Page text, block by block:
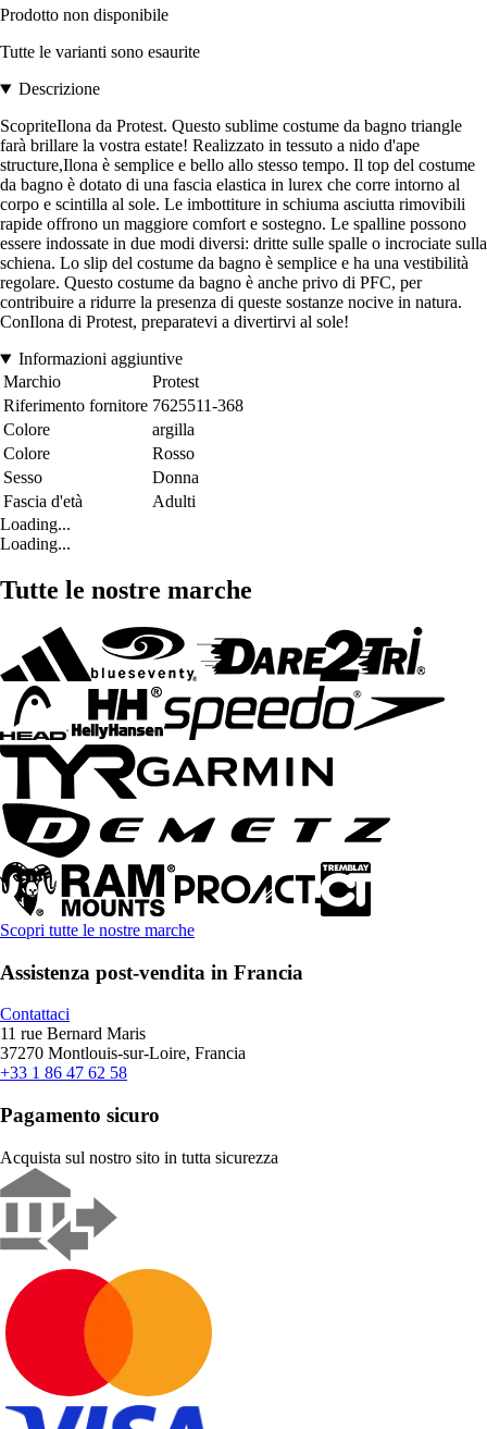
Prodotto non disponibile
Tutte le varianti sono esaurite
Descrizione
ScopriteIlona da Protest. Questo sublime costume da bagno triangle
farà brillare la vostra estate! Realizzato in tessuto a nido d'ape
structure,Ilona è semplice e bello allo stesso tempo. Il top del costume
da bagno è dotato di una fascia elastica in lurex che corre intorno al
corpo e scintilla al sole. Le imbottiture in schiuma asciutta rimovibili
rapide offrono un maggiore comfort e sostegno. Le spalline possono
essere indossate in due modi diversi: dritte sulle spalle o incrociate sulla
schiena. Lo slip del costume da bagno è semplice e ha una vestibilità
regolare. Questo costume da bagno è anche privo di PFC, per
contribuire a ridurre la presenza di queste sostanze nocive in natura.
ConIlona di Protest, preparatevi a divertirvi al sole!
Informazioni aggiuntive
Marchio
Protest
Riferimento fornitore 7625511-368
Colore
argilla
Colore
Rosso
Sesso
Donna
Fascia d'età
Adulti
Loading...
Loading...
Tutte le nostre marche
Scopri tutte le nostre marche
Assistenza post-vendita in Francia
Contattaci
11 rue Bernard Maris
37270 Montlouis-sur-Loire, Francia
+33 1 86 47 62 58
Pagamento sicuro
Acquista sul nostro sito in tutta sicurezza